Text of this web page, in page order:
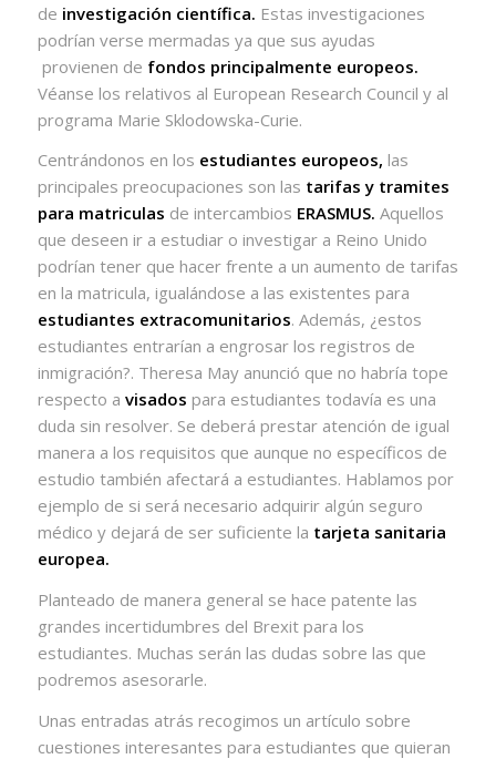
de investigación científica. Estas investigaciones
podrían verse mermadas ya que sus ayudas
provienen de fondos principalmente europeos.
Véanse los relativos al European Research Council y al
programa Marie Sklodowska-Curie.
Centrándonos en los estudiantes europeos, las
principales preocupaciones son las tarifas y tramites
para matriculas de intercambios ERASMUS. Aquellos
que deseen ir a estudiar o investigar a Reino Unido
podrían tener que hacer frente a un aumento de tarifas
en la matricula, igualándose a las existentes para
estudiantes extracomunitarios. Además, ¿estos
estudiantes entrarían a engrosar los registros de
inmigración?. Theresa May anunció que no habría tope
respecto a visados para estudiantes todavía es una
duda sin resolver. Se deberá prestar atención de igual
manera a los requisitos que aunque no específicos de
estudio también afectará a estudiantes. Hablamos por
ejemplo de si será necesario adquirir algún seguro
médico y dejará de ser suficiente la tarjeta sanitaria
europea.
Planteado de manera general se hace patente las
grandes incertidumbres del Brexit para los
estudiantes. Muchas serán las dudas sobre las que
podremos asesorarle.
Unas entradas atrás recogimos un artículo sobre
cuestiones interesantes para estudiantes que quieran